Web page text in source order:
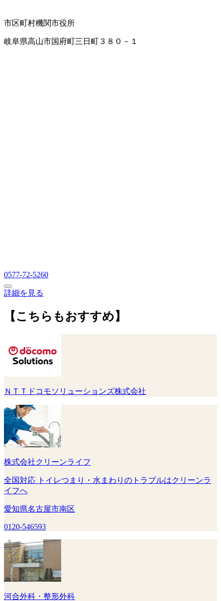
市区町村機関市役所
岐阜県高山市国府町三日町３８０－１
0577-72-5260
詳細を見る
【こちらもおすすめ】
ＮＴＴドコモソリューションズ株式会社
株式会社クリーンライフ
全国対応 トイレつまり・水まわりのトラブルはクリーンラ
イフへ
愛知県名古屋市南区
0120-546593
河合外科・整形外科